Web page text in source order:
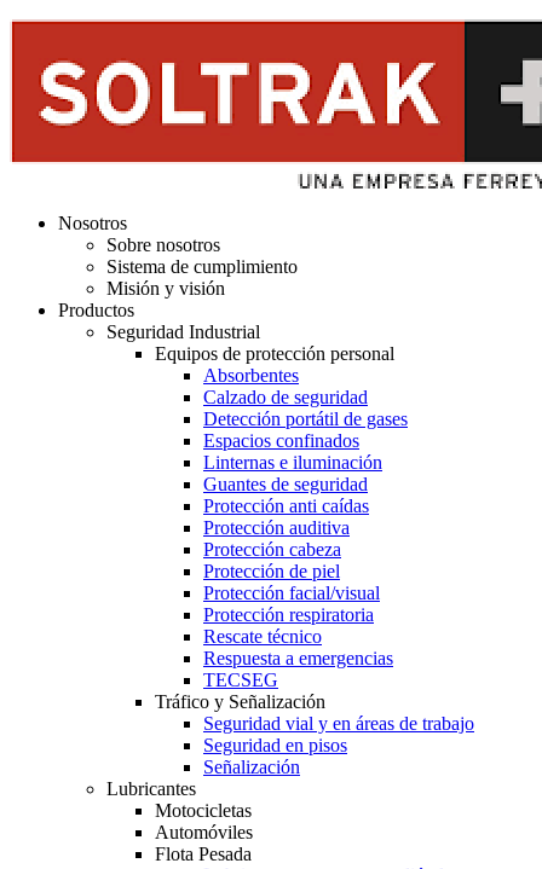
Nosotros
Sobre nosotros
Sistema de cumplimiento
Misión y visión
Productos
Seguridad Industrial
Equipos de protección personal
Absorbentes
Calzado de seguridad
Detección portátil de gases
Espacios confinados
Linternas e iluminación
Guantes de seguridad
Protección anti caídas
Protección auditiva
Protección cabeza
Protección de piel
Protección facial/visual
Protección respiratoria
Rescate técnico
Respuesta a emergencias
TECSEG
Tráfico y Señalización
Seguridad vial y en áreas de trabajo
Seguridad en pisos
Señalización
Lubricantes
Motocicletas
Automóviles
Flota Pesada